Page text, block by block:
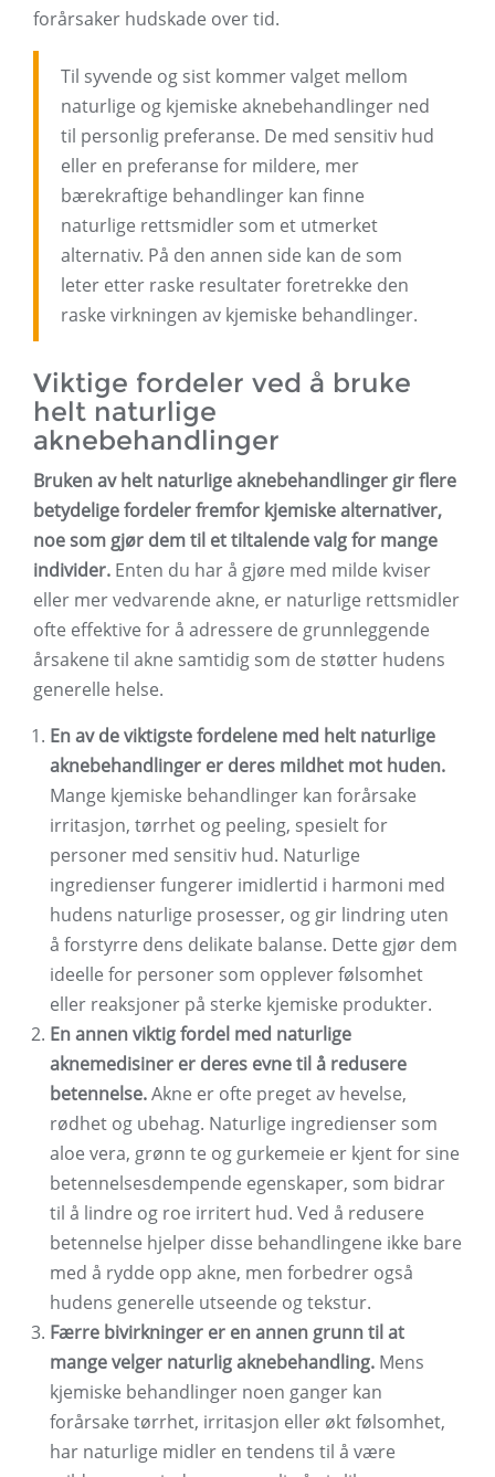
forårsaker hudskade over tid.
Til syvende og sist kommer valget mellom
naturlige og kjemiske aknebehandlinger ned
til personlig preferanse. De med sensitiv hud
eller en preferanse for mildere, mer
bærekraftige behandlinger kan finne
naturlige rettsmidler som et utmerket
alternativ. På den annen side kan de som
leter etter raske resultater foretrekke den
raske virkningen av kjemiske behandlinger.
Viktige fordeler ved å bruke
helt naturlige
aknebehandlinger
Bruken av helt naturlige aknebehandlinger gir flere
betydelige fordeler fremfor kjemiske alternativer,
noe som gjør dem til et tiltalende valg for mange
individer. Enten du har å gjøre med milde kviser
eller mer vedvarende akne, er naturlige rettsmidler
ofte effektive for å adressere de grunnleggende
årsakene til akne samtidig som de støtter hudens
generelle helse.
En av de viktigste fordelene med helt naturlige
aknebehandlinger er deres mildhet mot huden.
Mange kjemiske behandlinger kan forårsake
irritasjon, tørrhet og peeling, spesielt for
personer med sensitiv hud. Naturlige
ingredienser fungerer imidlertid i harmoni med
hudens naturlige prosesser, og gir lindring uten
å forstyrre dens delikate balanse. Dette gjør dem
ideelle for personer som opplever følsomhet
eller reaksjoner på sterke kjemiske produkter.
En annen viktig fordel med naturlige
aknemedisiner er deres evne til å redusere
betennelse.Akne er ofte preget av hevelse,
rødhet og ubehag. Naturlige ingredienser som
aloe vera, grønn te og gurkemeie er kjent for sine
betennelsesdempende egenskaper, som bidrar
til å lindre og roe irritert hud. Ved å redusere
betennelse hjelper disse behandlingene ikke bare
med å rydde opp akne, men forbedrer også
hudens generelle utseende og tekstur.
Færre bivirkninger er en annen grunn til at
mange velger naturlig aknebehandling. Mens
kjemiske behandlinger noen ganger kan
forårsake tørrhet, irritasjon eller økt følsomhet,
har naturlige midler en tendens til å være